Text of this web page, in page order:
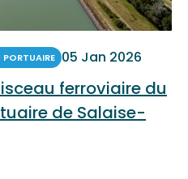
05 Jan 2026
ferroviaire du
de Salaise-